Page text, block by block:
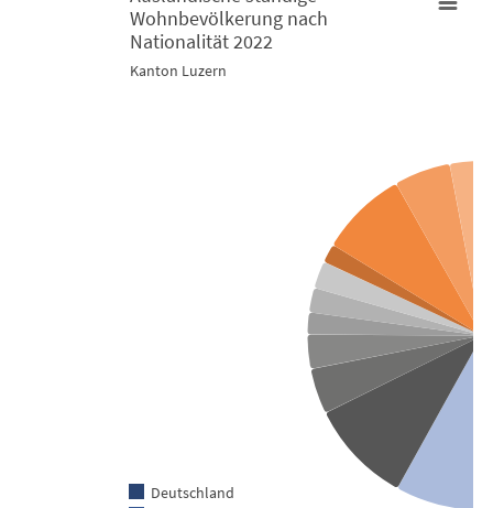
Ausländische ständige Wohnbevölkerung nach Nationalität
View as data table, Ausländische ständige
Wohnbevölkerung nach
Nationalität 2022
Kanton Luzern
Deutschland